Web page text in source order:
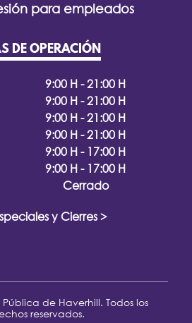
para empleados
DE OPERACIÓN
9:00 H - 21:00 H
9:00 H - 21:00 H
9:00 H - 21:00 H
9:00 H - 21:00 H
9:00 H - 17:00 H
9:00 H - 17:00 H
Cerrado
y Cierres >
de Haverhill. Todos los
reservados.